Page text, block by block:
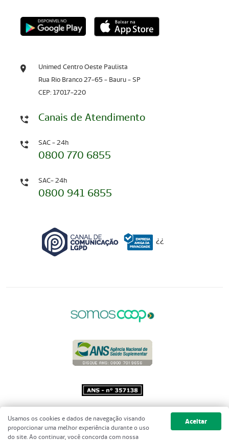
Unimed Centro Oeste Paulista
Rua Rio Branco 27-65 - Bauru - SP
CEP: 17017-220
Canais de Atendimento
SAC - 24h
0800 770 6855
SAC- 24h
0800 941 6855
¿¿
Copyright 2001 - 2026 Unimed do
Brasil - Todos os direitos reservados
Usamos os cookies e dados de navegação visando
proporcionar uma melhor experiência durante o uso
do site. Ao continuar, você concorda com nossa
Aceitar